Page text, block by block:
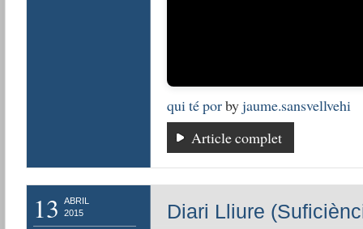
qui té porbyjaume.sansvellvehi
Article complet
13
ABRIL
2015
Diari Lliure